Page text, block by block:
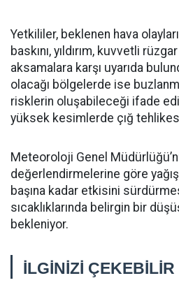
Yetkililer, beklenen hava
baskını, yıldırım, kuvvetli
aksamalara karşı uyarıda
olacağı bölgelerde ise
risklerin oluşabileceği ifade
yüksek kesimlerde çığ
Meteoroloji Genel
değerlendirmelerine göre
başına kadar etkisini
sıcaklıklarında belirgin bir
bekleniyor.